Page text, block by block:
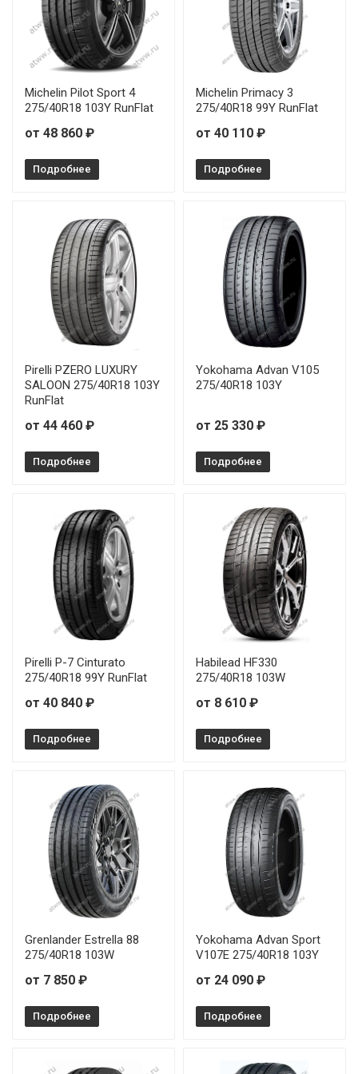
Michelin Pilot Sport 4
275/40R18 103Y RunFlat
от 48 860 ₽
Подробнее
Michelin Primacy 3
275/40R18 99Y RunFlat
от 40 110 ₽
Подробнее
Pirelli PZERO LUXURY
SALOON 275/40R18 103Y
RunFlat
от 44 460 ₽
Подробнее
Yokohama Advan V105
275/40R18 103Y
от 25 330 ₽
Подробнее
Pirelli P-7 Cinturato
275/40R18 99Y RunFlat
от 40 840 ₽
Подробнее
Habilead HF330
275/40R18 103W
от 8 610 ₽
Подробнее
Grenlander Estrella 88
275/40R18 103W
от 7 850 ₽
Подробнее
Yokohama Advan Sport
V107E 275/40R18 103Y
от 24 090 ₽
Подробнее